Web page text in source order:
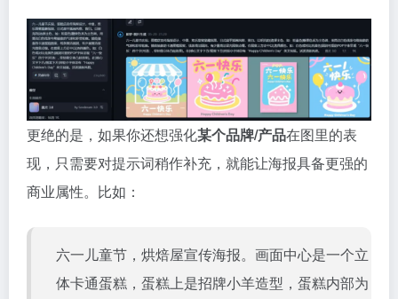
更绝的是，如果你还想强化某个品牌/产品在图里的表
现，只需要对提示词稍作补充，就能让海报具备更强的
商业属性。比如：
六一儿童节，烘焙屋宣传海报。画面中心是一个立
体卡通蛋糕，蛋糕上是招牌小羊造型，蛋糕内部为